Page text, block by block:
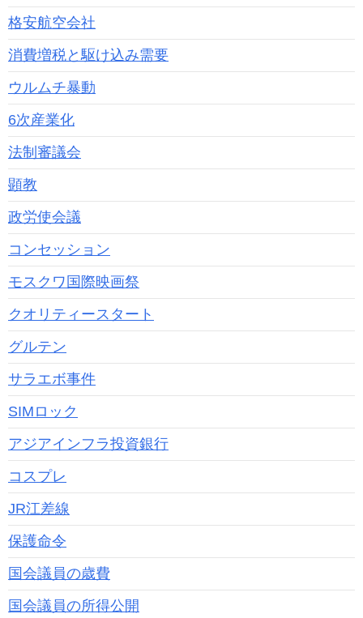
格安航空会社
消費増税と駆け込み需要
ウルムチ暴動
6次産業化
法制審議会
顕教
政労使会議
コンセッション
モスクワ国際映画祭
クオリティースタート
グルテン
サラエボ事件
SIMロック
アジアインフラ投資銀行
コスプレ
JR江差線
保護命令
国会議員の歳費
国会議員の所得公開